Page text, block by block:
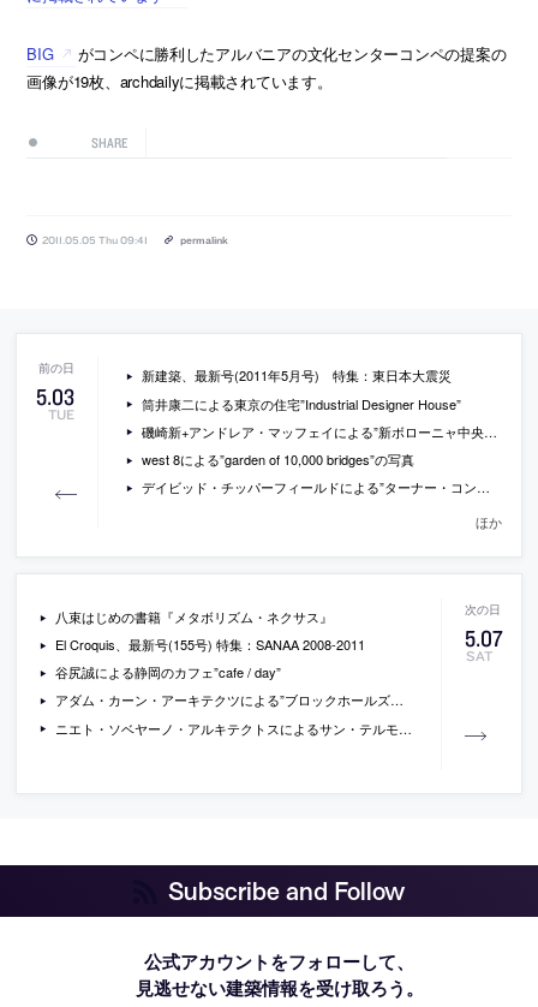
BIG
がコンペに勝利したアルバニアの文化センターコンペの提案の
画像が19枚、archdailyに掲載されています。
SHARE
2011.05.05 Thu 09:41 permalink
5.03
TUE
新建築、最新号(2011年5月号) 特集：東日本大震災
筒井康二による東京の住宅”Industrial Designer House”
磯崎新+アンドレア・マッフェイによる”新ボローニャ中央駅”の画像
west 8による”garden of 10,000 bridges”の写真
デイビッド・チッパーフィールドによる”ターナー・コンテンポラリー・ギャラリー”の写真
ほか
5.07
SAT
八束はじめの書籍『メタボリズム・ネクサス』
El Croquis、最新号(155号) 特集：SANAA 2008-2011
谷尻誠による静岡のカフェ”cafe / day”
アダム・カーン・アーキテクツによる”ブロックホールズ・ビジター・センター”
ニエト・ソベヤーノ・アルキテクトスによるサン・テルモ博物館の増築
Subscribe and Follow
公式アカウントをフォローして、
見逃せない建築情報を受け取ろう。